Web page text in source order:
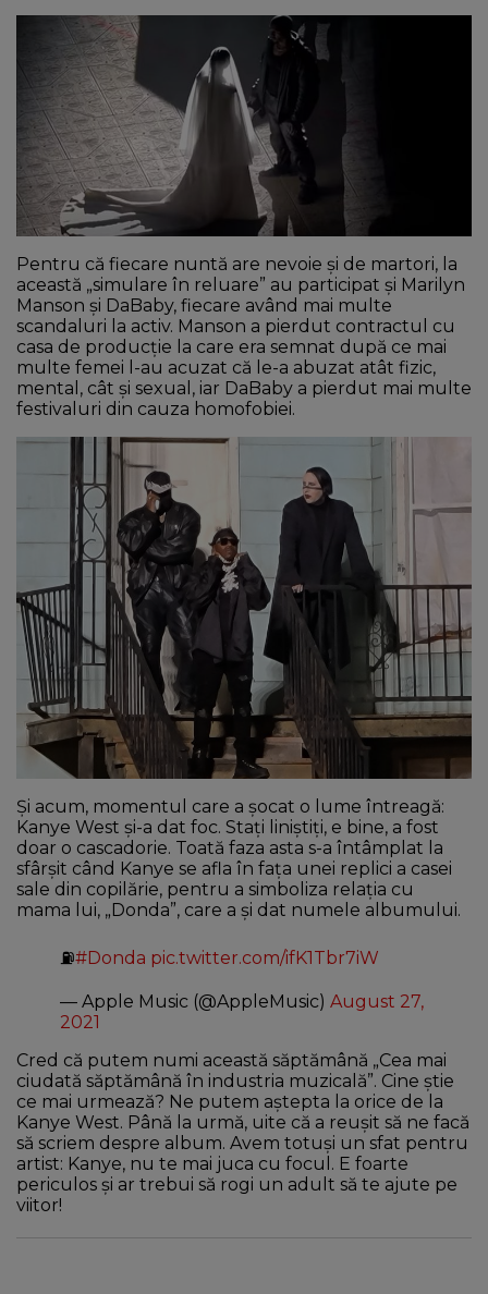
Pentru că fiecare nuntă are nevoie și de martori, la
această „simulare în reluare” au participat și Marilyn
Manson și DaBaby, fiecare având mai multe
scandaluri la activ. Manson a pierdut contractul cu
casa de producție la care era semnat după ce mai
multe femei l-au acuzat că le-a abuzat atât fizic,
mental, cât și sexual, iar DaBaby a pierdut mai multe
festivaluri din cauza homofobiei.
Și acum, momentul care a șocat o lume întreagă:
Kanye West și-a dat foc. Stați liniștiți, e bine, a fost
doar o cascadorie. Toată faza asta s-a întâmplat la
sfârșit când Kanye se afla în fața unei replici a casei
sale din copilărie, pentru a simboliza relația cu
mama lui, „Donda”, care a și dat numele albumului.
⛽️#Donda pic.twitter.com/ifK1Tbr7iW
— Apple Music (@AppleMusic) August 27,
2021
Cred că putem numi această săptămână „Cea mai
ciudată săptămână în industria muzicală”. Cine știe
ce mai urmează? Ne putem aștepta la orice de la
Kanye West. Până la urmă, uite că a reușit să ne facă
să scriem despre album. Avem totuși un sfat pentru
artist: Kanye, nu te mai juca cu focul. E foarte
periculos și ar trebui să rogi un adult să te ajute pe
viitor!